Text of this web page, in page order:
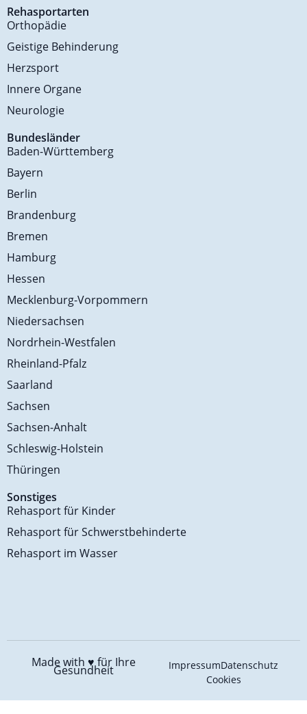
Rehasportarten
Orthopädie
Geistige Behinderung
Herzsport
Innere Organe
Neurologie
Bundesländer
Baden-Württemberg
Bayern
Berlin
Brandenburg
Bremen
Hamburg
Hessen
Mecklenburg-Vorpommern
Niedersachsen
Nordrhein-Westfalen
Rheinland-Pfalz
Saarland
Sachsen
Sachsen-Anhalt
Schleswig-Holstein
Thüringen
Sonstiges
Rehasport für Kinder
Rehasport für Schwerstbehinderte
Rehasport im Wasser
Made with ♥️für Ihre
Gesundheit ImpressumDatenschutz
Cookies